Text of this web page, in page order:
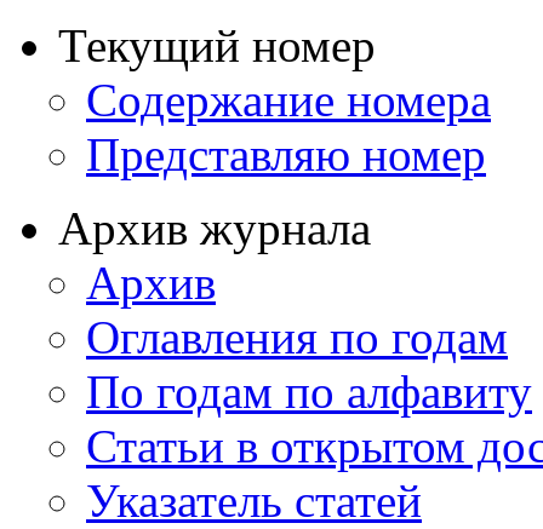
Текущий номер
Содержание номера
Представляю номер
Архив журнала
Архив
Оглавления по годам
По годам по алфавиту
Статьи в открытом
Указатель статей